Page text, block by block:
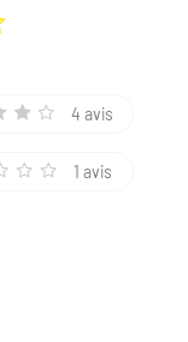
4 avis
1 avis